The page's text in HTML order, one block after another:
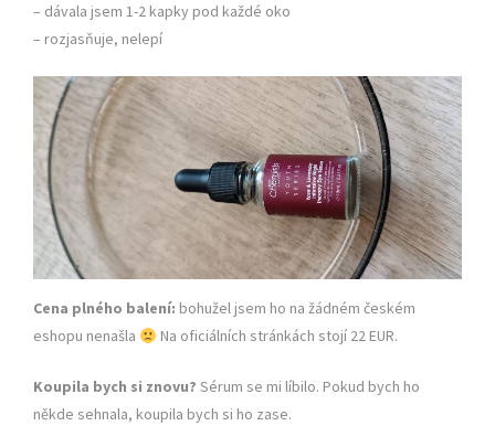
– dávala jsem 1-2 kapky pod každé oko
– rozjasňuje, nelepí
Cena plného balení: bohužel jsem ho na žádném českém
eshopu nenašla
Na oficiálních stránkách stojí 22 EUR.
Koupila bych si znovu? Sérum se mi líbilo. Pokud bych ho
někde sehnala, koupila bych si ho zase.